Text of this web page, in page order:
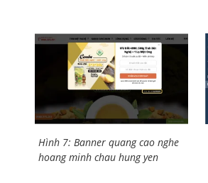
Hình 7: Banner quang cao nghe
hoang minh chau hung yen